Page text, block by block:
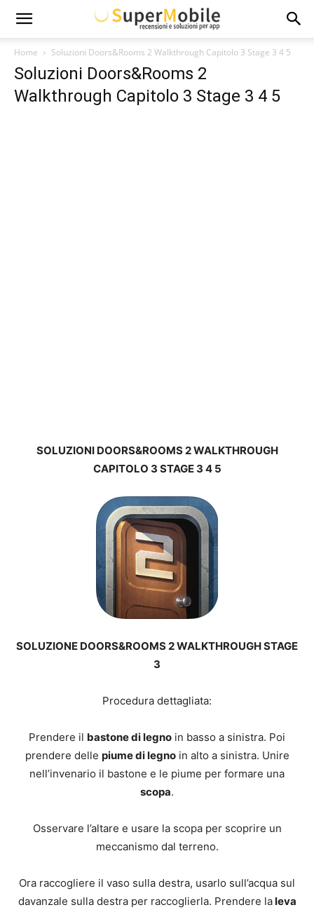
Super
Mobile
Home Soluzioni Doors&Rooms 2 Walkthrough Capitolo 3 Stage 3 4 5
Soluzioni Doors&Rooms 2
Walkthrough Capitolo 3 Stage 3 4 5
SOLUZIONI DOORS&ROOMS 2 WALKTHROUGH
CAPITOLO 3 STAGE 3 4 5
SOLUZIONE DOORS&ROOMS 2 WALKTHROUGH STAGE
3
Procedura dettagliata:
Prendere il bastone di legno in basso a sinistra. Poi
prendere delle piume di legnoin alto a sinistra. Unire
nell’invenario il bastone e le piume per formare una
scopa.
Osservare l’altare e usare la scopa per scoprire un
meccanismo dal terreno.
Ora raccogliere il vaso sulla destra, usarlo sull’acqua sul
davanzale sulla destra per raccoglierla. Prendere laleva